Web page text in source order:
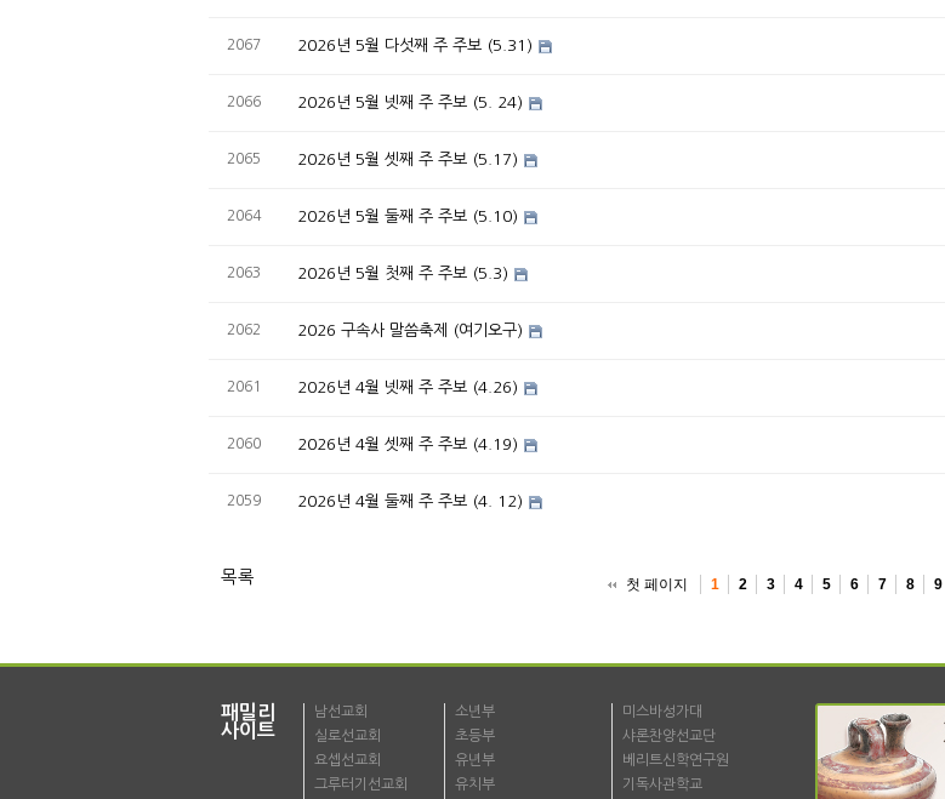
2067 2026년 5월 다섯째 주 주보 (5.31)
2066 2026년 5월 넷째 주 주보 (5. 24)
2065 2026년 5월 셋째 주 주보 (5.17)
2064 2026년 5월 둘째 주 주보 (5.10)
2063 2026년 5월 첫째 주 주보 (5.3)
2062 2026 구속사 말씀축제 (여기오구)
2061 2026년 4월 넷째 주 주보 (4.26)
2060 2026년 4월 셋째 주 주보 (4.19)
2059 2026년 4월 둘째 주 주보 (4. 12)
목록 첫 페이지 1 2 3 4 5 6 7 8 9
패밀리
사이트
남선교회
실로선교회
요셉선교회
그루터기선교회
소년부
초등부
유년부
유치부
미스바성가대
샤론찬양선교단
베리트신학연구원
기독사관학교